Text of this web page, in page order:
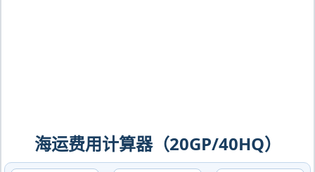
海运费用计算器（20GP/40HQ）